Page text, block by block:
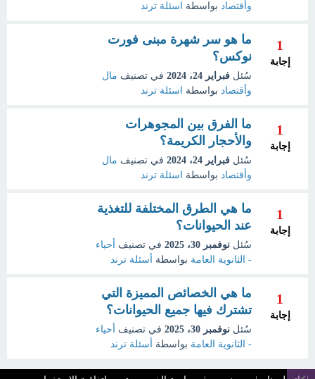
وأقتصاد بواسطة اسئلة ترند
1
إجابة
ما هو سر شهرة مبنى فورت
نوكس؟
سُئل فبراير 24، 2024 في تصنيف مال
وأقتصاد بواسطة اسئلة ترند
1
إجابة
ما الفرق بين المجوهرات
والأحجار الكريمة؟
سُئل فبراير 24، 2024 في تصنيف مال
وأقتصاد بواسطة اسئلة ترند
1
إجابة
ما هي الطرق المختلفة للتغذية
عند الحيوانات؟
سُئل نوفمبر 30، 2025 في تصنيف
أحياء
- الثانوية العامة بواسطة أسئلة ترند
1
إجابة
ما هي الخصائص المميزة التي
تشترك فيها جميع الحيوانات؟
سُئل نوفمبر 30، 2025 في تصنيف
أحياء
- الثانوية العامة بواسطة أسئلة ترند